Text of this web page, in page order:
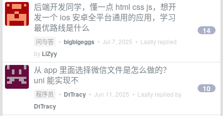
后端开发同学，懂一点 html css js，想开
发一个 ios 安卓全平台通用的应用，学习
最优路线是什么
问与答 • bigbigeggs • Jul 7, 2025 • Lastly replied
by LiZyy
14
从 app 里面选择微信文件是怎么做的？
uni 能实现不
程序员 • DtTracy • Jun 11, 2025 • Lastly replied by
DtTracy
10